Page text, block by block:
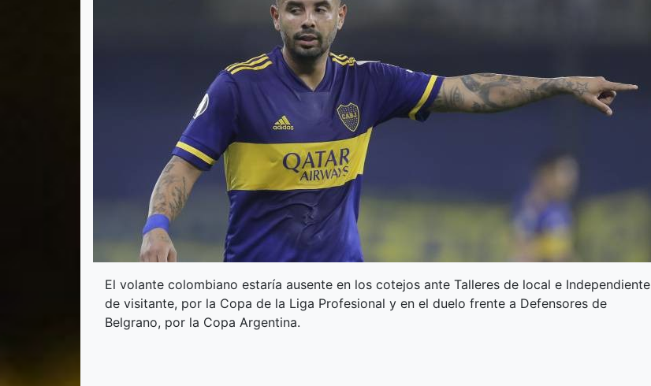
El volante colombiano estaría ausente en los cotejos ante Talleres de local e Independiente
de visitante, por la Copa de la Liga Profesional y en el duelo frente a Defensores de
Belgrano, por la Copa Argentina.